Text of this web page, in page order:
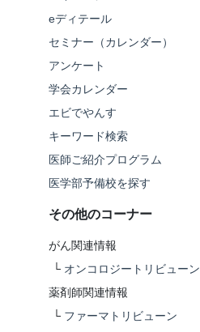
eディテール
セミナー（カレンダー）
アンケート
学会カレンダー
エビでやんす
キーワード検索
医師ご紹介プログラム
医学部予備校を探す
その他のコーナー
がん関連情報
└ オンコロジートリビューン
薬剤師関連情報
└ ファーマトリビューン